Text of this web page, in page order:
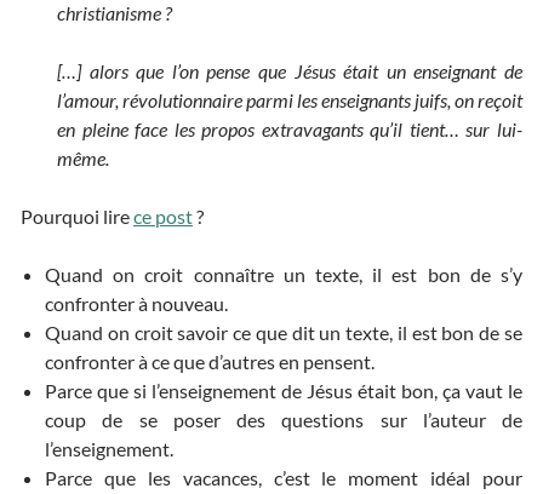
christianisme ?
[…] alors que l’on pense que Jésus était un enseignant de
l’amour, révolutionnaire parmi les enseignants juifs, on reçoit
en pleine face les propos extravagants qu’il tient… sur lui-
même.
Pourquoi lirece post?
Quand on croit connaître un texte, il est bon de s’y
confronter à nouveau.
Quand on croit savoir ce que dit un texte, il est bon de se
confronter à ce que d’autres en pensent.
Parce que si l’enseignement de Jésus était bon, ça vaut le
coup de se poser des questions sur l’auteur de
l’enseignement.
Parce que les vacances, c’est le moment idéal pour